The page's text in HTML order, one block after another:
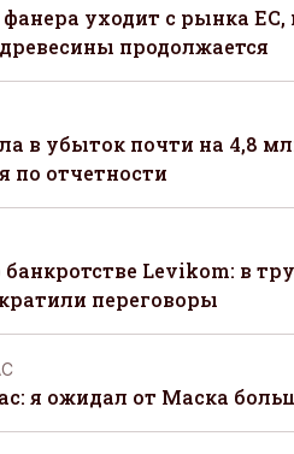
фанера уходит с рынка ЕС,
продолжается
в убыток почти на 4,8
по отчетности
Levikom: в
переговоры
я ожидал от Маска